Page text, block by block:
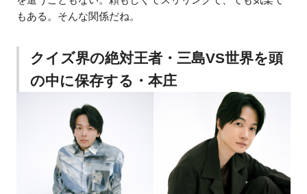
もある。そんな関係だね。
クイズ界の絶対王者・三島VS世界を頭
の中に保存する・本庄